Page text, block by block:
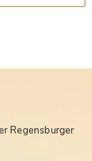
Regensburger